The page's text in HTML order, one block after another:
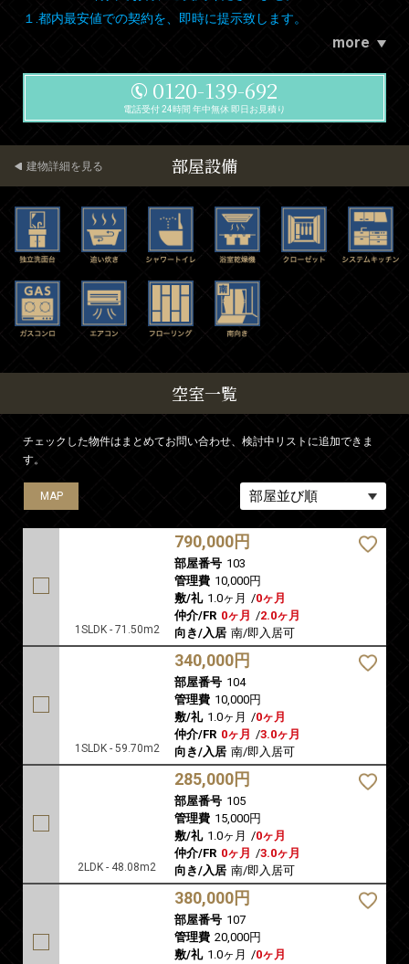
１.都内最安値での契約を、即時に提示致します。
more
0120-139-692
電話受付 24時間 年中無休 即日お見積り
部屋設備
建物詳細を見る
空室一覧
チェックした物件はまとめてお問い合わせ、検討中リストに追加できま
す。
MAP
1SLDK - 71.50m2
790,000円
部屋番号 103
管理費 10,000円
敷/礼 1.0ヶ月 /0ヶ月
仲介/FR 0ヶ月 /2.0ヶ月
向き/入居 南/即入居可
MAP
1SLDK - 59.70m2
340,000円
部屋番号 104
管理費 10,000円
敷/礼 1.0ヶ月 /0ヶ月
仲介/FR 0ヶ月 /3.0ヶ月
向き/入居 南/即入居可
MAP
2LDK - 48.08m2
285,000円
部屋番号 105
管理費 15,000円
敷/礼 1.0ヶ月 /0ヶ月
仲介/FR 0ヶ月 /3.0ヶ月
向き/入居 南/即入居可
MAP
380,000円
部屋番号 107
管理費 20,000円
敷/礼 1.0ヶ月 /0ヶ月
MAP